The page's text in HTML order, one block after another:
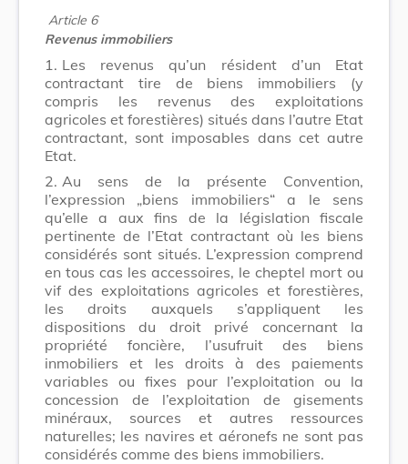
Article 6
Revenus immobiliers
1. Les revenus qu’un résident d’un Etat
contractant tire de biens immobiliers (y
compris les revenus des exploitations
agricoles et forestières) situés dans l’autre Etat
contractant, sont imposables dans cet autre
Etat.
2. Au sens de la présente Convention,
l’expression „biens immobiliers“ a le sens
qu’elle a aux fins de la législation fiscale
pertinente de l’Etat contractant où les biens
considérés sont situés. L’expression comprend
en tous cas les accessoires, le cheptel mort ou
vif des exploitations agricoles et forestières,
les droits auxquels s’appliquent les
dispositions du droit privé concernant la
propriété foncière, l’usufruit des biens
inmobiliers et les droits à des paiements
variables ou fixes pour l’exploitation ou la
concession de l’exploitation de gisements
minéraux, sources et autres ressources
naturelles; les navires et aéronefs ne sont pas
considérés comme des biens immobiliers.